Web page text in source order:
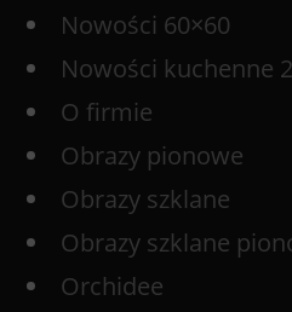
Nowości 60×60
Nowości kuchenne
O firmie
Obrazy pionowe
Obrazy szklane
Obrazy szklane
Orchidee